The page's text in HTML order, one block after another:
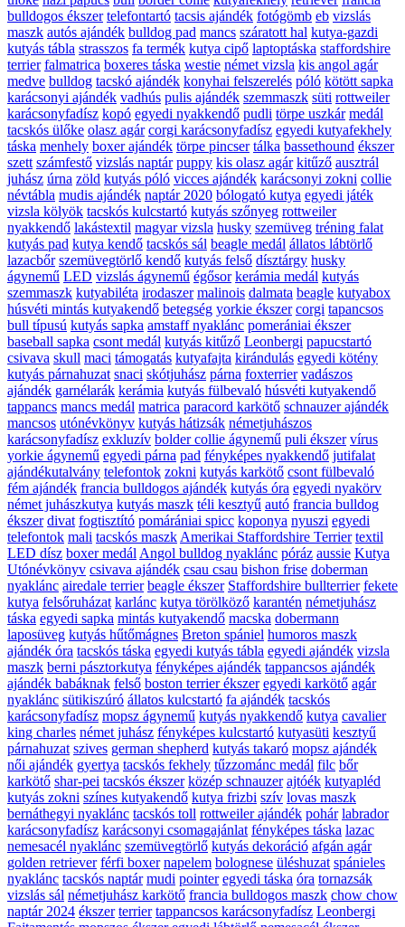
bulldogos ékszer telefontartó tacsis ajándék fotógömb eb vizslás
maszk autós ajándék bulldog pad mancs száratott hal kutya-gazdi
kutyás tábla strasszos fa termék kutya cipő laptoptáska staffordshire
terrier falmatrica boxeres táska westie német vizsla kis angol agár
medve bulldog tacskó ajándék konyhai felszerelés póló kötött sapka
karácsonyi ajándék vadhús pulis ajándék szemmaszk süti rottweiler
karácsonyfadísz kopó egyedi nyakkendő pudli törpe uszkár medál
tacskós ülőke olasz agár corgi karácsonyfadísz egyedi kutyafekhely
táska menhely boxer ajándék törpe pincser tálka bassethound ékszer
szett számfestő vizslás naptár puppy kis olasz agár kitűző ausztrál
juhász úrna zöld kutyás póló vicces ajándék karácsonyi zokni collie
névtábla mudis ajándék naptár 2020 bólogató kutya egyedi játék
vizsla kölyök tacskós kulcstartó kutyás szőnyeg rottweiler
nyakkendő lakástextil magyar vizsla husky szemüveg tréning falat
kutyás pad kutya kendő tacskós sál beagle medál állatos lábtörlő
lazacbőr szemüvegtörlő kendő kutyás felső dísztárgy husky
ágynemű LED vizslás ágynemű égősor kerámia medál kutyás
szemmaszk kutyabiléta irodaszer malinois dalmata beagle kutyabox
húsvéti mintás kutyakendő betegség yorkie ékszer corgi tapancsos
bull típusú kutyás sapka amstaff nyaklánc pomerániai ékszer
baseball sapka csont medál kutyás kitűző Leonbergi papucstartó
csivava skull maci támogatás kutyafajta kirándulás egyedi kötény
kutyás párnahuzat snaci skótjuhász párna foxterrier vadászos
ajándék garnélarák kerámia kutyás fülbevaló húsvéti kutyakendő
tappancs mancs medál matrica paracord karkötő schnauzer ajándék
mancsos utónévkönyv kutyás hátizsák németjuhászos
karácsonyfadísz exkluzív bolder collie ágynemű puli ékszer vírus
yorkie ágynemű egyedi párna pad fényképes nyakkendő jutifalat
ajándékutalvány telefontok zokni kutyás karkötő csont fülbevaló
fém ajándék francia bulldogos ajándék kutyás óra egyedi nyakörv
német juhászkutya kutyás maszk téli kesztyű autó francia bulldog
ékszer divat fogtisztító pomárániai spicc koponya nyuszi egyedi
telefontok mali tacskós maszk Amerikai Staffordshire Terrier textil
LED dísz boxer medál Angol bulldog nyaklánc póráz aussie Kutya
Utónévkönyv csivava ajándék csau csau bishon frise doberman
nyaklánc airedale terrier beagle ékszer Staffordshire bullterrier fekete
kutya felsőruházat karlánc kutya törölköző karantén németjuhász
táska egyedi sapka mintás kutyakendő macska dobermann
laposüveg kutyás hűtőmágnes Breton spániel humoros maszk
ajándék óra tacskós táska egyedi kutyás tábla egyedi ajándék vizsla
maszk berni pásztorkutya fényképes ajándék tappancsos ajándék
ajándék babáknak felső boston terrier ékszer egyedi karkötő agár
nyaklánc sütikiszúró állatos kulcstartó fa ajándék tacskós
karácsonyfadísz mopsz ágynemű kutyás nyakkendő kutya cavalier
king charles német juhász fényképes kulcstartó kutyasüti kesztyű
párnahuzat szives german shepherd kutyás takaró mopsz ajándék
női ajándék gyertya tacskós fekhely tűzzománc medál filc bőr
karkötő shar-pei tacskós ékszer közép schnauzer ajtóék kutyapléd
kutyás zokni színes kutyakendő kutya frizbi szív lovas maszk
bernáthegyi nyaklánc tacskós toll rottweiler ajándék pohár labrador
karácsonyfadísz karácsonyi csomagajánlat fényképes táska lazac
nemesacél nyaklánc szemüvegtörlő kutyás dekoráció afgán agár
golden retriever férfi boxer napelem bolognese üléshuzat spánieles
nyaklánc tacskós naptár mudi pointer egyedi táska óra tornazsák
vizslás sál németjuhász karkötő francia bulldogos maszk chow chow
naptár 2024 ékszer terrier tappancsos karácsonyfadísz Leonbergi